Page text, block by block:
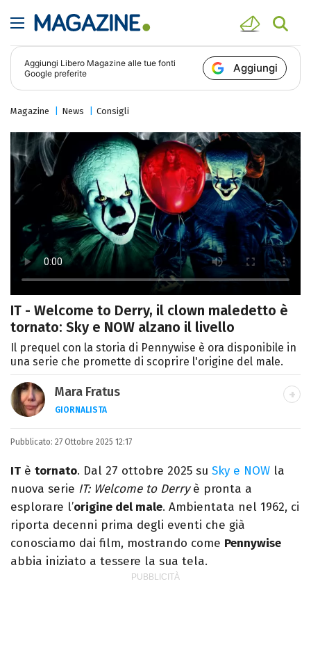
Aggiungi Libero Magazine alle tue fonti
Google preferite
Aggiungi
Magazine News Consigli
IT - Welcome to Derry, il clown maledetto è
tornato: Sky e NOW alzano il livello
Il prequel con la storia di Pennywise è ora disponibile in
una serie che promette di scoprire l'origine del male.
Mara Fratus
GIORNALISTA
Nella mia vita non possono mancare, il
sul comodino, insieme a un romanzo di
Zafon.
Pubblicato: 27 Ottobre 2025 12:17
IT è tornato. Dal 27 ottobre 2025 su Sky e NOW la
nuova serie IT: Welcome to Derryè pronta a
esplorare l’origine del male. Ambientata nel 1962, ci
riporta decenni prima degli eventi che già
conosciamo dai film, mostrando come Pennywise
abbia iniziato a tessere la sua tela.